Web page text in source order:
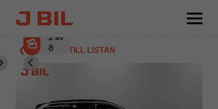
❮ TILLBAKA TILL LISTAN
2av
8